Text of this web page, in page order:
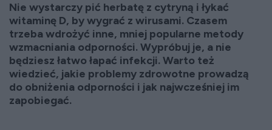
Nie wystarczy pić herbatę z cytryną i łykać
witaminę D, by wygrać z wirusami. Czasem
trzeba wdrożyć inne, mniej popularne metody
wzmacniania odporności. Wypróbuj je, a nie
będziesz łatwo łapać infekcji. Warto też
wiedzieć, jakie problemy zdrowotne prowadzą
do obniżenia odporności i jak najwcześniej im
zapobiegać.